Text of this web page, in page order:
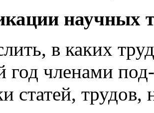
научных
в каких
год членами
статей,